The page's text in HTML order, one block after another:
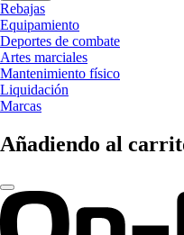
Rebajas
Equipamiento
Deportes de combate
Artes marciales
Mantenimiento físico
Liquidación
Marcas
Añadiendo al